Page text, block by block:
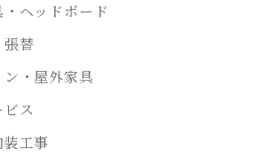
ヘッドボード
替
・屋外家具
ス
工事